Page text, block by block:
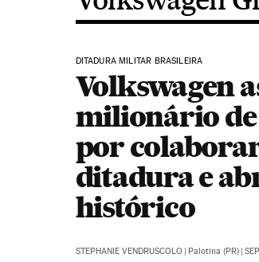
DITADURA MILITAR BRASILEIRA
Volkswagen
milionário
por
ditadura e
histórico
STEPHANIE VENDRUSCOLO | Palotina (PR) |